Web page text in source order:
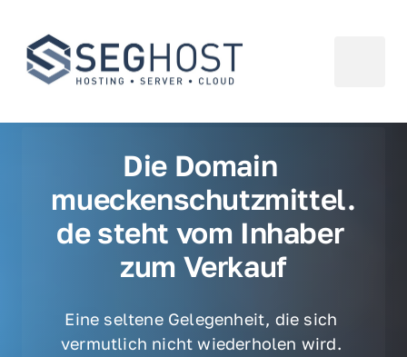
Die Domain
mueckenschutzmittel.
de steht vom Inhaber
zum Verkauf
Eine seltene Gelegenheit, die sich
vermutlich nicht wiederholen wird.